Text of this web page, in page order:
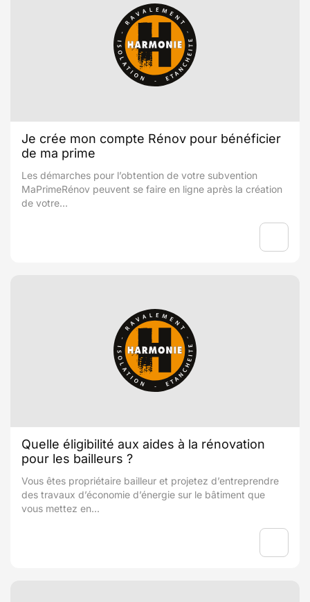
Je crée mon compte Rénov pour bénéficier
de ma prime
Les démarches pour l’obtention de votre subvention
MaPrimeRénov peuvent se faire en ligne après la création
de votre...
Quelle éligibilité aux aides à la rénovation
pour les bailleurs ?
Vous êtes propriétaire bailleur et projetez d’entreprendre
des travaux d’économie d’énergie sur le bâtiment que
vous mettez en...